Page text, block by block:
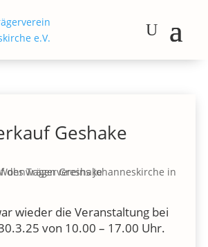
Geshake
wieder die Veranstaltung bei
von 10.00 – 17.00 Uhr.